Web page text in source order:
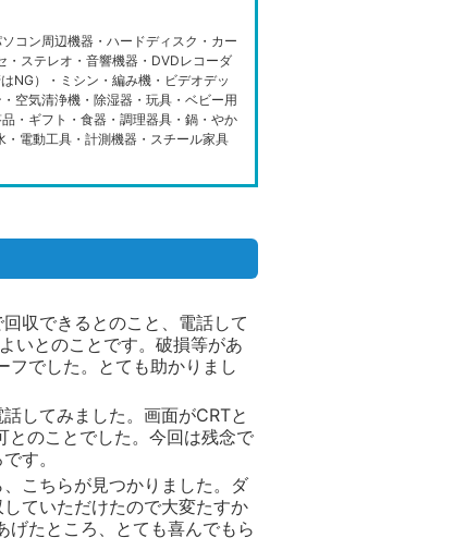
コン周辺機器・ハードディスク・カー
・ステレオ・音響機器・DVDレコーダ
NG）・ミシン・編み機・ビデオデッ
空気清浄機・除湿器・玩具・ベビー用
・ギフト・食器・調理器具・鍋・やか
電動工具・計測機器・スチール家具
収できるとのこと、電話して
いとのことです。破損等があ
フでした。とても助かりまし
してみました。画面がCRTと
とのことでした。今回は残念で
す。
こちらが見つかりました。ダ
ていただけたので大変たすか
げたところ、とても喜んでもら